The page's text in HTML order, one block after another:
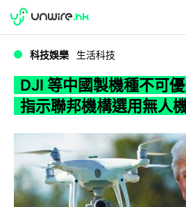
WWDC 2026
科技娛樂 生活科技
DJI 等中國製機種不可
指示聯邦機構選用無人